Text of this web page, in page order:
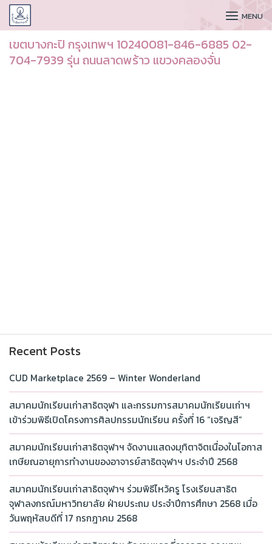
CUDAA MENU
เขตบางกะปิ กรุงเทพฯ 10240081-846-6885 02-
704-7939 รุ่น ถนนลาดพร้าว แขวงคลองจั่น
Recent Posts
CUD Marketplace 2569 – Winter Wonderland
สมาคมนักเรียนเก่าสาธิตจุฬา และกรรมการสมาคมนักเรียนเก่าฯ
เข้าร่วมพิธีเปิดโครงการศิลปกรรมนักเรียน ครั้งที่ 16 “เจริญสี”
สมาคมนักเรียนเก่าสาธิตจุฬาฯ จัดงานแสดงมุทิตาจิตเนื่องในโอกาส
เกษียณอายุการทำงานของอาจารย์สาธิตจุฬาฯ ประจำปี 2568
สมาคมนักเรียนเก่าสาธิตจุฬาฯ ร่วมพิธีไหว้ครู โรงเรียนสาธิต
จุฬาลงกรณ์มหาวิทยาลัย ฝ่ายประถม ประจำปีการศึกษา 2568 เมื่อ
วันพฤหัสบดีที่ 17 กรกฎาคม 2568